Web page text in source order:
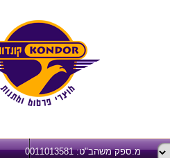
מ.ספק משהב"ט: 0011013581